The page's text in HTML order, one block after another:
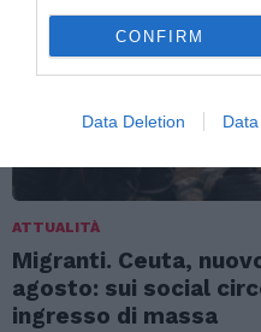
CONFIRM
Data Deletion
ATTUALITÀ
Migranti. Ceuta,
agosto: sui social
ingresso di massa